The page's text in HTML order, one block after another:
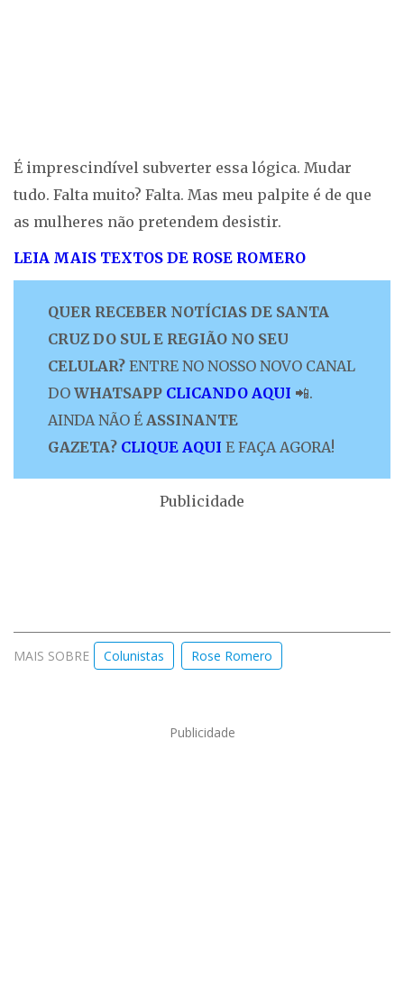
É imprescindível subverter essa lógica. Mudar
tudo. Falta muito? Falta. Mas meu palpite é de que
as mulheres não pretendem desistir.
LEIA MAIS TEXTOS DE ROSE ROMERO
QUER RECEBER NOTÍCIAS DE SANTA
CRUZ DO SUL E REGIÃO NO SEU
CELULAR? ENTRE NO NOSSO NOVO CANAL
DO WHATSAPP CLICANDO AQUI 📲.
AINDA NÃO É ASSINANTE
GAZETA? CLIQUE AQUI E FAÇA AGORA!
Publicidade
MAIS SOBRE Colunistas Rose Romero
Publicidade